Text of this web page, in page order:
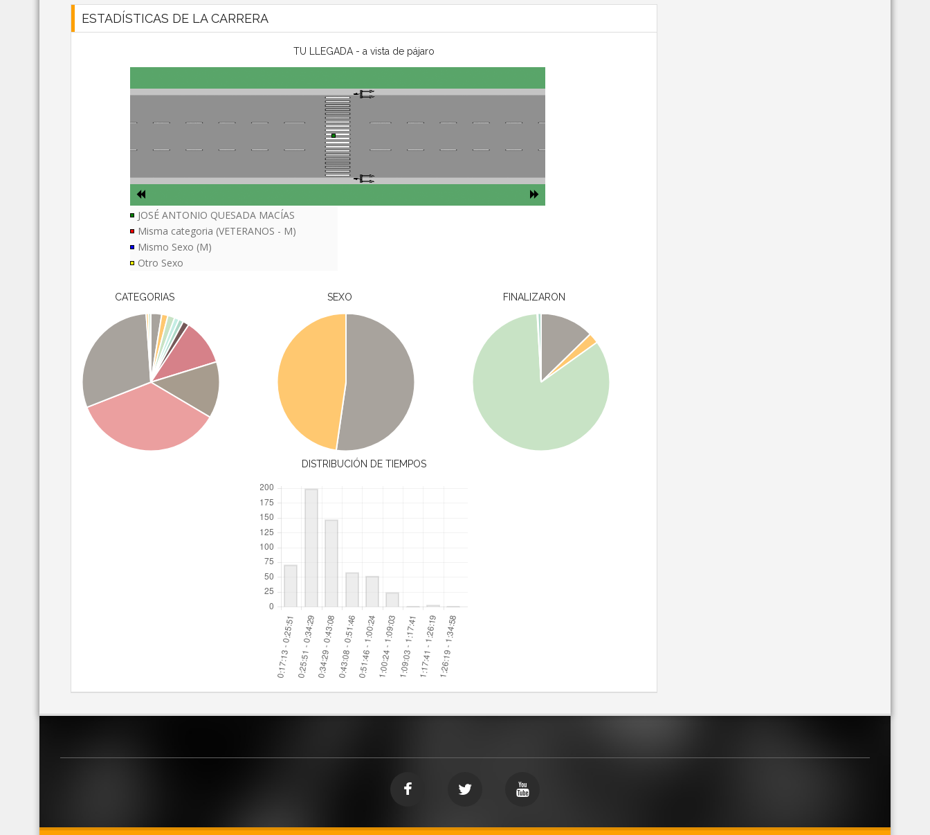
ESTADÍSTICAS DE LA CARRERA
TU LLEGADA - a vista de pájaro
JOSÉ ANTONIO QUESADA MACÍAS
Misma categoria (VETERANOS - M)
Mismo Sexo (M)
Otro Sexo
CATEGORIAS SEXO FINALIZARON
DISTRIBUCIÓN DE TIEMPOS